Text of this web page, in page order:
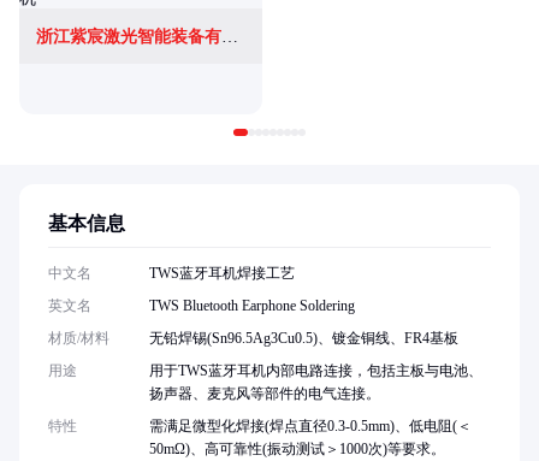
基本信息
中文名
TWS蓝牙耳机焊接工艺
英文名
TWS Bluetooth Earphone Soldering
材质/材料
无铅焊锡(Sn96.5Ag3Cu0.5)、镀金铜线、FR4基板
用途
用于TWS蓝牙耳机内部电路连接，包括主板与电池、
扬声器、麦克风等部件的电气连接。
特性
需满足微型化焊接(焊点直径0.3-0.5mm)、低电阻(＜
50mΩ)、高可靠性(振动测试＞1000次)等要求。